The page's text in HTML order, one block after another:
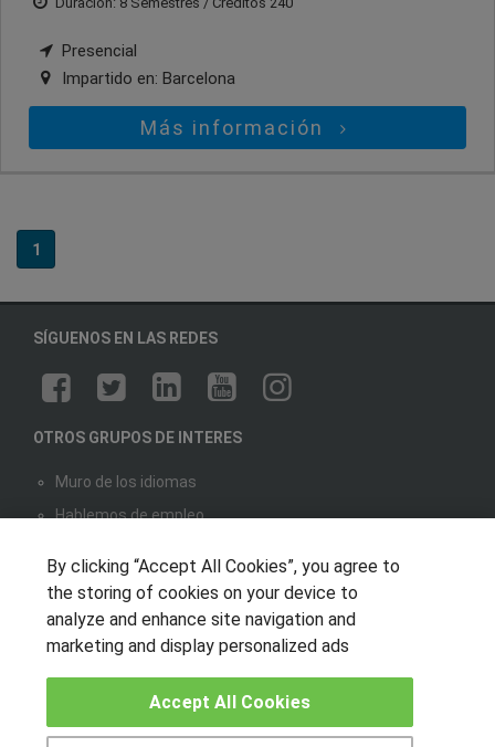
Presencial
Impartido en: Barcelona
Más información
1
SÍGUENOS EN LAS REDES
OTROS GRUPOS DE INTERES
Muro de los idiomas
Hablemos de empleo
CENTROS DE FORMACIÓN
Publicar cursos
By clicking “Accept All Cookies”, you agree to
the storing of cookies on your device to
analyze and enhance site navigation and
marketing and display personalized ads
Accept All Cookies